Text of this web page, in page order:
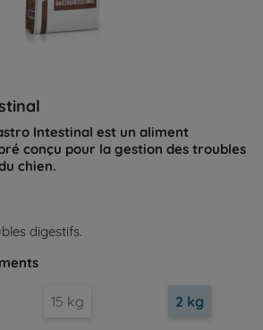
Intestinal est un aliment
conçu pour la gestion des troubles
chien.
digestifs.
15 kg 2 kg